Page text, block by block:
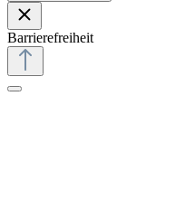
Barrierefreiheit